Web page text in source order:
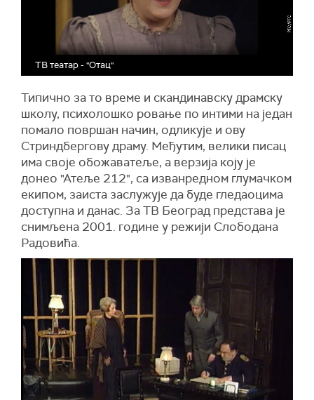
ТВ театар - "Отац"
Типично за то време и скандинавску драмску
школу, психолошко ровање по интими на један
помало површан начин, одликује и ову
Стриндбергову драму. Међутим, велики писац
има своје обожаватеље, а верзија коју је
донео "Атеље 212", са изванредном глумачком
екипом, заиста заслужује да буде гледаоцима
доступна и данас. За ТВ Београд представа је
снимљена 2001. године у режији Слободана
Радовића.